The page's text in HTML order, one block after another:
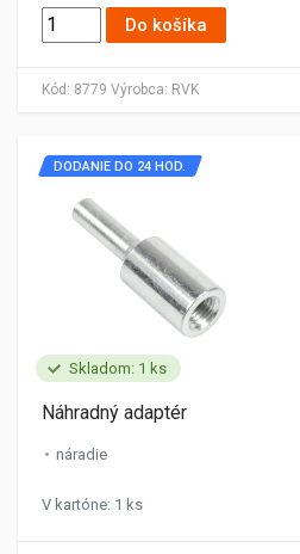
Kód: 8779 Výrobca: RVK
Do košíka
Skladom: 1 ks
DODANIE DO 24 HOD.
Náhradný adaptér
náradie
V kartóne: 1 ks